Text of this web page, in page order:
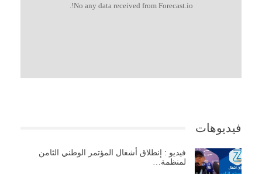
No any data received from Forecast.io!.
فيديوهات
فيديو : إنطلاق أشغال المؤتمر الوطني الثامن
لمنظمة…